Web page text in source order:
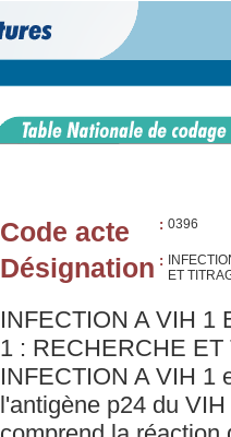
Code acte : 0396
Désignation :
ET
INFECTION A VIH 1
1 : RECHERCHE
INFECTION A VIH 1
l'antigène p24 du